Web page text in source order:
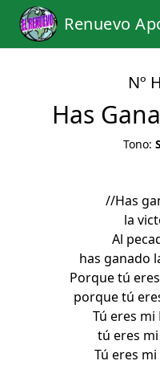
Renuevo
Nº
Has
Tono:
//Has
la
Al
has ganado
Porque tú
porque tú
Tú eres mi
tú eres
Tú eres